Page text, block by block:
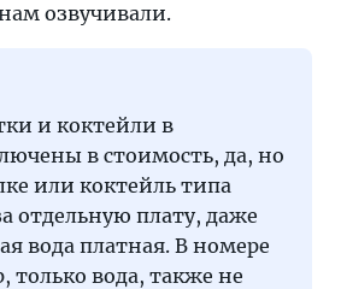
озвучивали.
и коктейли в
в стоимость, да, но
или коктейль типа
отдельную плату, даже
вода платная. В номере
только вода, также не